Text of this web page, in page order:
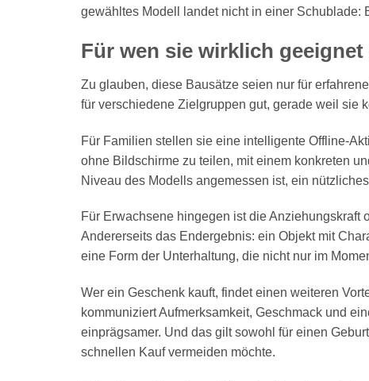
gewähltes Modell landet nicht in einer Schublade:
Für wen sie wirklich geeignet
Zu glauben, diese Bausätze seien nur für
für verschiedene Zielgruppen gut, gerade weil sie
Für Familien stellen sie eine intelligente Offline-
ohne Bildschirme zu teilen, mit einem konkreten
Niveau des Modells angemessen ist, ein
Für Erwachsene hingegen ist die Anziehungskraft
Andererseits das Endergebnis: ein Objekt mit
eine Form der Unterhaltung, die nicht nur im
Wer ein Geschenk kauft, findet einen weiteren
kommuniziert Aufmerksamkeit, Geschmack und
einprägsamer. Und das gilt sowohl für einen
schnellen Kauf vermeiden möchte.